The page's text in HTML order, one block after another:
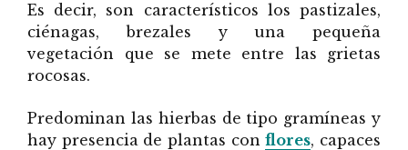
Es decir, son característicos los pastizales,
ciénagas, brezales y una pequeña
vegetación que se mete entre las grietas
rocosas.
Predominan las hierbas de tipo gramíneas y
hay presencia de plantas conflores, capaces